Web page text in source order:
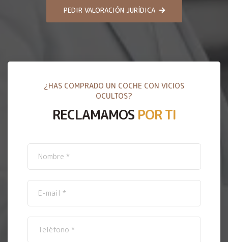
PEDIR VALORACIÓN JURÍDICA
¿HAS COMPRADO UN COCHE CON VICIOS
OCULTOS?
RECLAMAMOS POR TI